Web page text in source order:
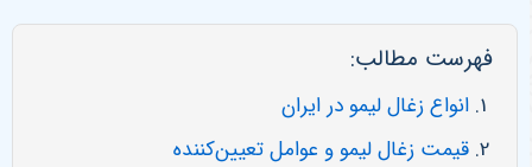
فهرست مطالب:
انواع زغال لیمو در ایران
قیمت زغال لیمو و عوامل تعیین‌کننده